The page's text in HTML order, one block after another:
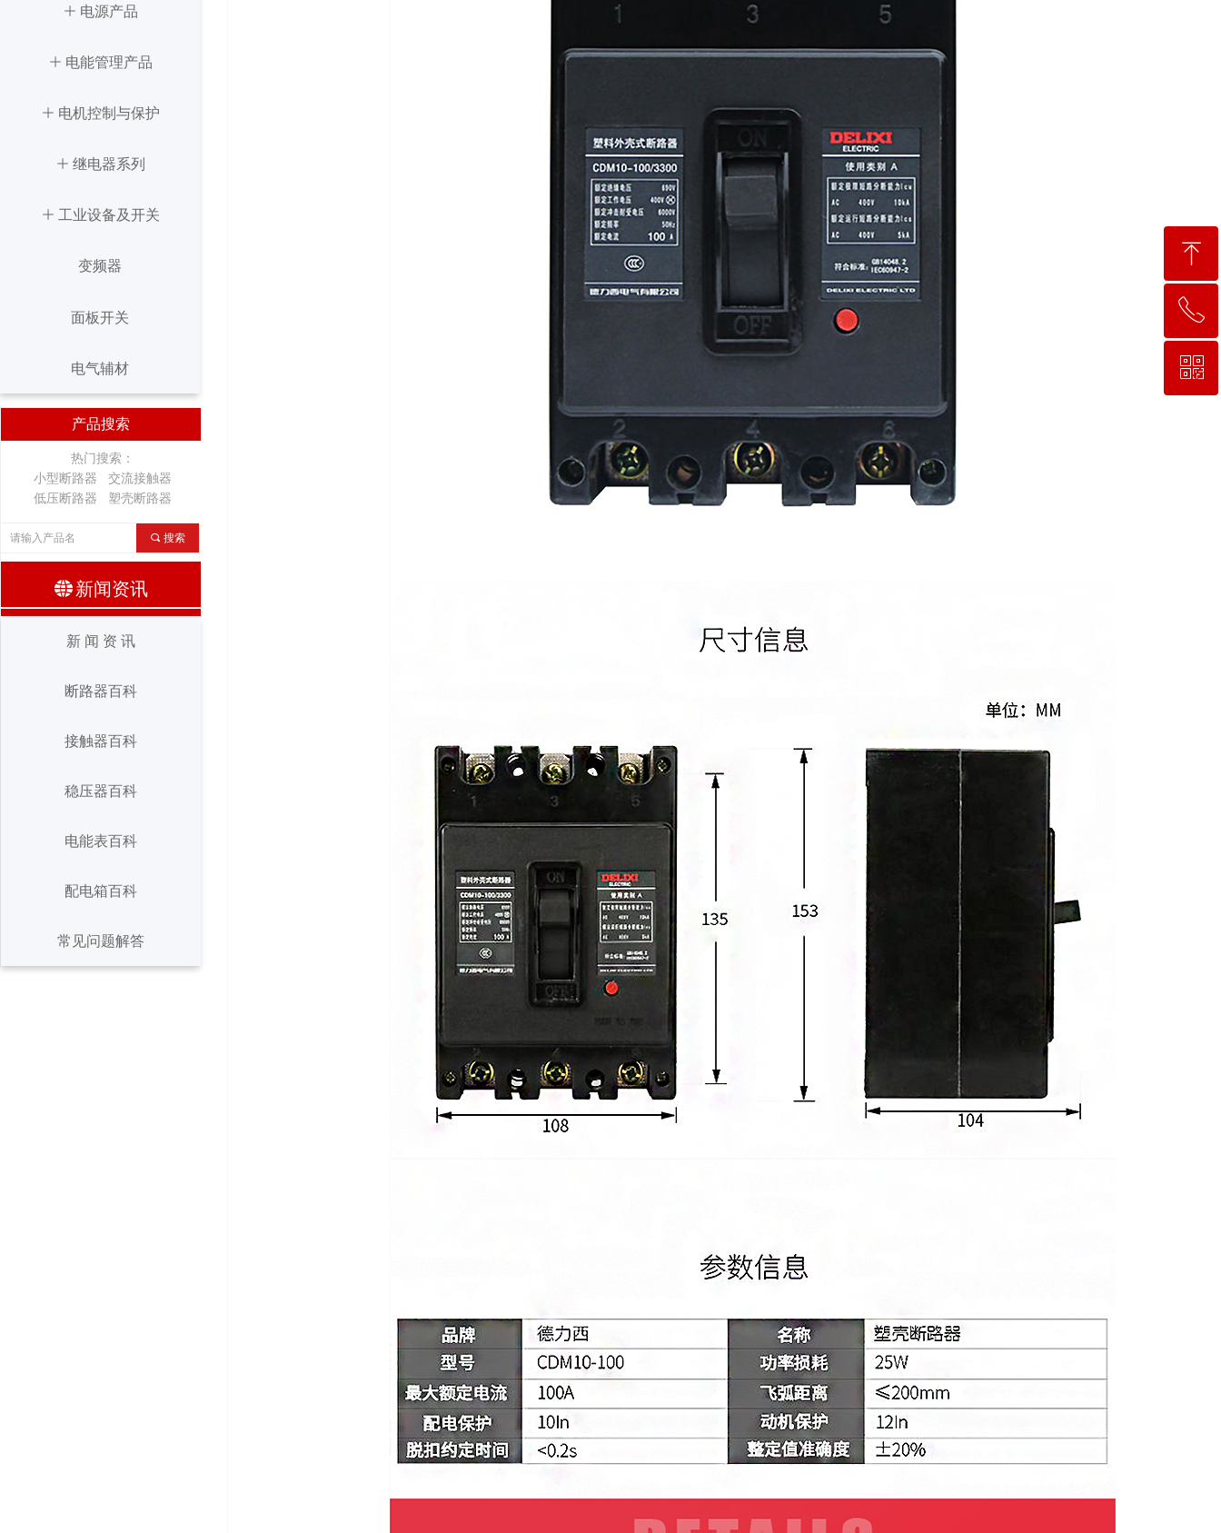
끠 搜索
产品搜索
热门搜索：
小型断路器 交流接触器
低压断路器 塑壳断路器
뀁 新闻资讯
新 闻 资 讯
新 闻 资 讯
断路器百科
断路器百科
接触器百科
接触器百科
稳压器百科
稳压器百科
电能表百科
电能表百科
配电箱百科
配电箱百科
常见问题解答
ꄶ 配电电器
ꄶ 电源产品
ꄶ电源产品
ꄶ 电能管理产品
ꄶ电能管理产品
ꄶ 电机控制与保护
电机控制与保护
ꄶ 继电器系列
ꄶ 继电器系列
ꄶ 工业设备及开关
工业设备及开关
变频器
变频器
面板开关
面板开关
电气辅材
电气辅材
ꁸ
回到顶部
ꂅ
400-900-1677
ꀥ